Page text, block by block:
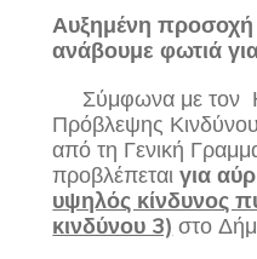
Αυξημένη
ανάβουμε φωτιά
Σύμφωνα με τον
Πρόβλεψης
από τη Γενική
προβλέπεταιγια
υψηλός κίνδυνος
κινδύνου 3) στο